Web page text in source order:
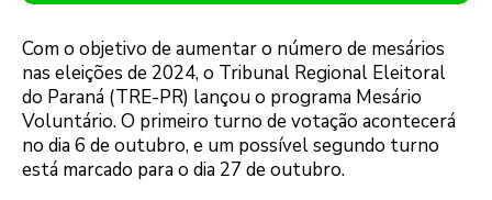
Com o objetivo de aumentar o número de mesários
nas eleições de 2024, o Tribunal Regional Eleitoral
do Paraná (TRE-PR) lançou o programa Mesário
Voluntário. O primeiro turno de votação acontecerá
no dia 6 de outubro, e um possível segundo turno
está marcado para o dia 27 de outubro.